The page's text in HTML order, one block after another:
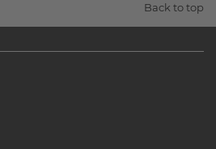
Back to top